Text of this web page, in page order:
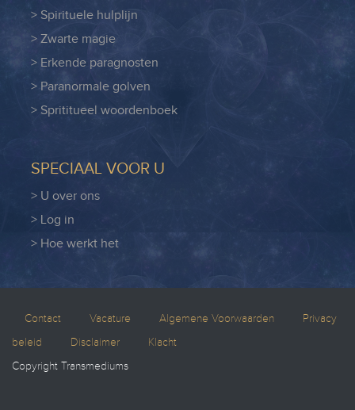
> Spirituele hulplijn
> Zwarte magie
> Erkende paragnosten
> Paranormale golven
> Sprititueel woordenboek
SPECIAAL VOOR U
> U over ons
> Log in
> Hoe werkt het
Contact Vacature Algemene Voorwaarden
Privacy
beleid
Disclaimer
Klacht
Copyright Transmediums